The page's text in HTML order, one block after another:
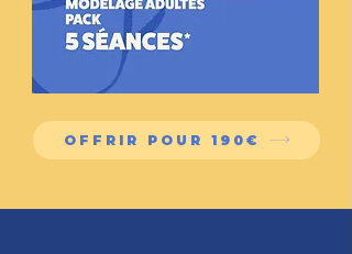
OFFRIR POUR 190€